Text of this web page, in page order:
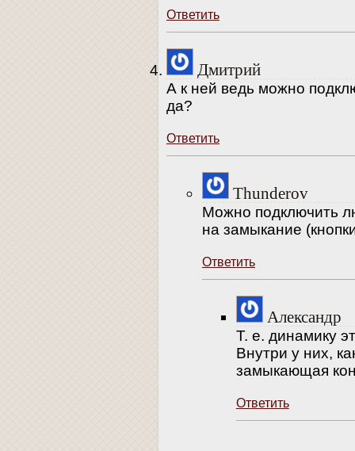
Ответить
Дмитрий
А к ней ведь можно
да?
Ответить
Thunderov
Можно подключить
на замыкание
Ответить
Александр
Т. е. динамику
Внутри у них,
замыкающая
Ответить